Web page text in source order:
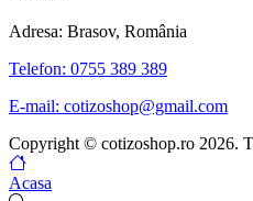
Adresa: Brasov, România
Telefon: 0755 389 389
E-mail: cotizoshop@gmail.com
Copyright © cotizoshop.ro 2026.
Acasa